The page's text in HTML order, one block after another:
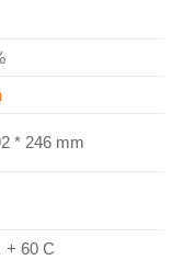
* 246 mm
60 C